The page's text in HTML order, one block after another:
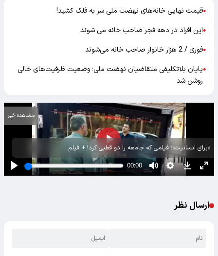
●قیمت نهایی خانه‌های نهضت ملی سر به فلک کشید!
●این افراد در دهه فجر صاحب خانه می شوند
●فوری / 2 هزار خانوار صاحب خانه می‌شوند
●پایان بلاتکلیفی متقاضیان نهضت ملی؛ وضعیت ظرفیت‌های خالی
روشن شد
«برای انسانیت»؛ فیلمی که جامعه را دو قطبی کرد! + فیلم
مشاهده خبر
ارسال نظر